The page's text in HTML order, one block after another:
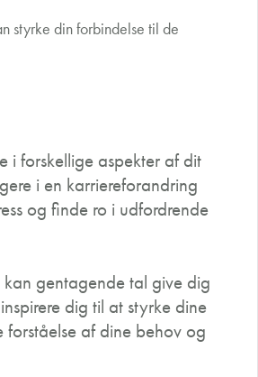
styrke din forbindelse til de
i forskellige aspekter af dit
i en karriereforandring
og finde ro i udfordrende
kan gentagende tal give dig
dig til at styrke dine
forståelse af dine behov og